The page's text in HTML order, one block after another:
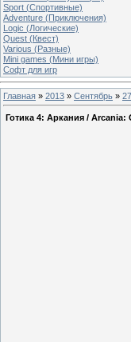
Sport (Спортивные)
Adventure (Приключения)
Logic (Логические)
Quest (Квест)
Various (Разные)
Mini games (Мини игры)
Софт для игр
Главная » 2013 » Сентябрь » 27
Готика 4: Аркания / Arcania: